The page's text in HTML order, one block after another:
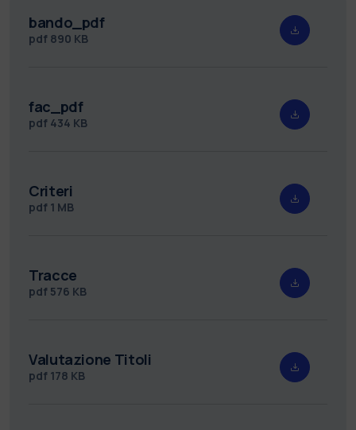
bando_pdf
pdf 890 KB
fac_pdf
pdf 434 KB
Criteri
pdf 1 MB
Tracce
pdf 576 KB
Valutazione Titoli
pdf 178 KB